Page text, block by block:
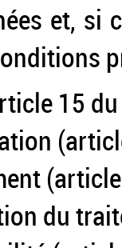
et, si
15 du
du